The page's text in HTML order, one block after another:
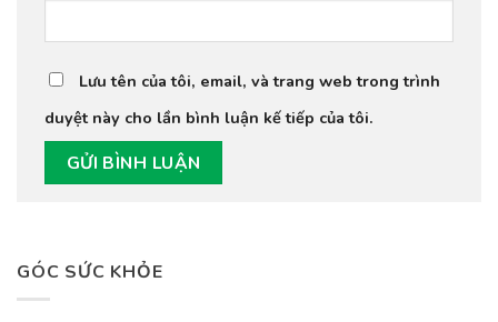
GÓC SỨC KHỎE
Lưu tên của tôi, email, và trang web trong trình
duyệt này cho lần bình luận kế tiếp của tôi.